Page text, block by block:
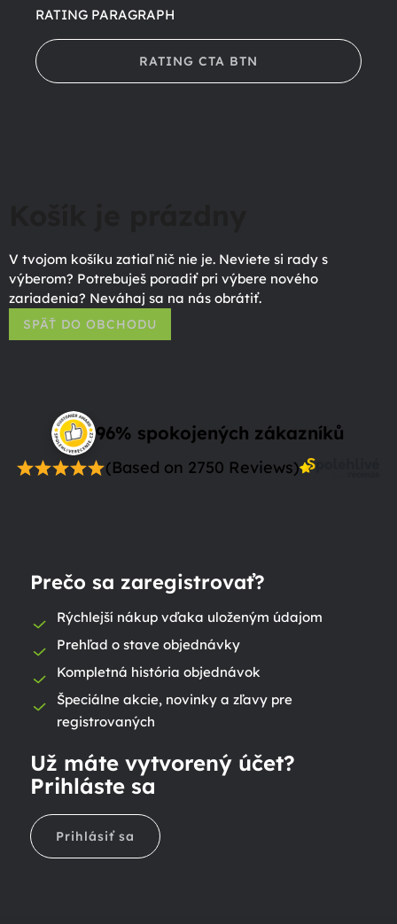
RATING PARAGRAPH
RATING CTA BTN
V tvojom košíku zatiaľ nič nie je. Neviete si rady s
výberom? Potrebuješ poradiť pri výbere nového
zariadenia? Neváhaj sa na nás obrátiť.
SPÄŤ DO OBCHODU
96% spokojených zákazníků
(Based on 2750 Reviews)
Prečo sa zaregistrovať?
Rýchlejší nákup vďaka uloženým údajom
Prehľad o stave objednávky
Kompletná história objednávok
Špeciálne akcie, novinky a zľavy pre
registrovaných
Už máte vytvorený účet?
Prihláste sa
Prihlásiť sa